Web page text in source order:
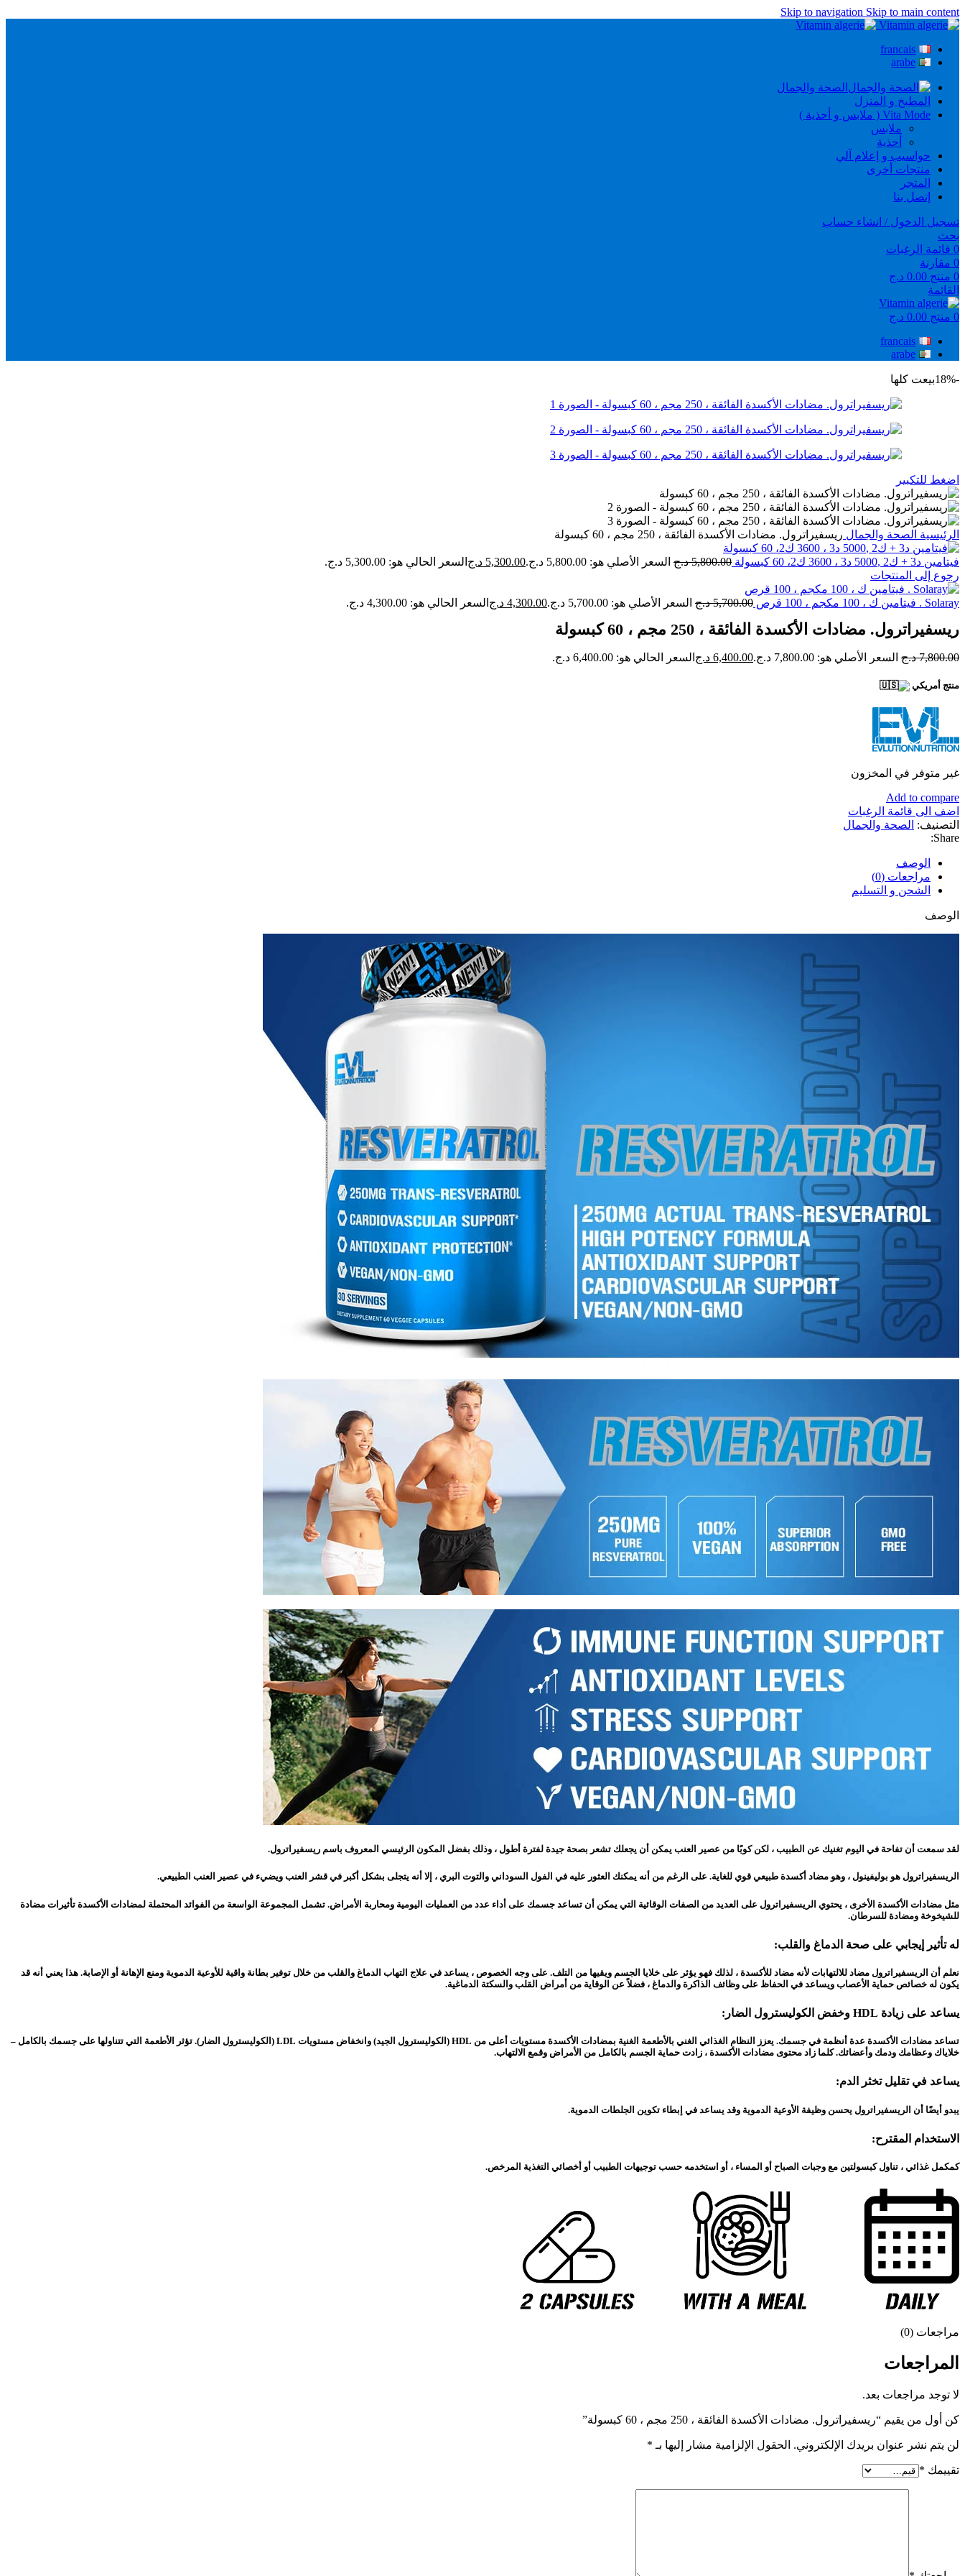
Skip to navigation Skip to main content
francais
arabe
الصحة والجمال
المطبخ و المنزل
Vita Mode ( ملابس و أحذية )
ملابس
أحذية
حواسيب و إعلام آلي
منتجات أخرى
المتجر
إتصل بنا
تسجيل الدخول / انشاء حساب
بحث
0 قائمة الرغبات
0 مقارنة
0 منتج 0.00 د.ج
القائمة
0 منتج 0.00 د.ج
francais
arabe
-18% بيعت كلها
اضغط للتكبير
الرئيسية الصحة والجمال ريسفيراترول. مضادات الأكسدة الفائقة ، 250 مجم ، 60 كبسولة
فيتامين د3 + ك2 ,5000 د3 ، 3600 ك2، 60 كبسولة 5,800.00 د.ج السعر الأصلي هو: 5,800.00 د.ج. 5,300.00 د.ج السعر الحالي هو: 5,300.00 د.ج.
رجوع إلى المنتجات
Solaray . فيتامين ك ، 100 مكجم ، 100 قرص 5,700.00 د.ج السعر الأصلي هو: 5,700.00 د.ج. 4,300.00 د.ج السعر الحالي هو: 4,300.00 د.ج.
ريسفيراترول. مضادات الأكسدة الفائقة ، 250 مجم ، 60 كبسولة
7,800.00 د.ج السعر الأصلي هو: 7,800.00 د.ج. 6,400.00 د.ج السعر الحالي هو: 6,400.00 د.ج.
منتج أمريكي
غير متوفر في المخزون
Add to compare
اضف الى قائمة الرغبات
التصنيف: الصحة والجمال
Share:
الوصف
مراجعات (0)
الشحن و التسليم
الوصف
لقد سمعت أن تفاحة في اليوم تغنيك عن الطبيب ، لكن كوبًا من عصير العنب يمكن أن يجعلك تشعر بصحة جيدة لفترة أطول ، وذلك بفضل المكون الرئيسي المعروف باسم ريسفيراترول.
الريسفيراترول هو بوليفينول ، وهو مضاد أكسدة طبيعي قوي للغاية. على الرغم من أنه يمكنك العثور عليه في الفول السوداني والتوت البري ، إلا أنه يتجلى بشكل أكبر في قشر العنب ويضيء في عصير العنب الطبيعي.
مثل مضادات الأكسدة الأخرى ، يحتوي الريسفيراترول على العديد من الصفات الوقائية التي يمكن أن تساعد جسمك على أداء عدد من العمليات اليومية ومحاربة الأمراض. تشمل المجموعة الواسعة من الفوائد المحتملة لمضادات الأكسدة تأثيرات مضادة
للشيخوخة ومضادة للسرطان.
له تأثير إيجابي على صحة الدماغ والقلب:
نعلم أن الريسفيراترول مضاد للالتهابات لأنه مضاد للأكسدة ، لذلك فهو يؤثر على خلايا الجسم ويقيها من التلف. على وجه الخصوص ، يساعد في علاج التهاب الدماغ والقلب من خلال توفير بطانة واقية للأوعية الدموية ومنع الإهانة أو الإصابة. هذا يعني أنه قد
يكون له خصائص حماية الأعصاب ويساعد في الحفاظ على وظائف الذاكرة والدماغ ، فضلاً عن الوقاية من أمراض القلب والسكتة الدماغية.
يساعد على زيادة HDL وخفض الكوليسترول الضار:
تساعد مضادات الأكسدة عدة أنظمة في جسمك. يعزز النظام الغذائي الغني بالأطعمة الغنية بمضادات الأكسدة مستويات أعلى من HDL (الكوليسترول الجيد) وانخفاض مستويات LDL (الكوليسترول الضار). تؤثر الأطعمة التي تتناولها على جسمك بالكامل –
خلاياك وعظامك ودمك وأعضائك. كلما زاد محتوى مضادات الأكسدة ، زادت حماية الجسم بالكامل من الأمراض وقمع الالتهاب.
يساعد في تقليل تخثر الدم:
يبدو أيضًا أن الريسفيراترول يحسن وظيفة الأوعية الدموية وقد يساعد في إبطاء تكوين الجلطات الدموية.
الاستخدام المقترح:
كمكمل غذائي ، تناول كبسولتين مع وجبات الصباح أو المساء ، أو استخدمه حسب توجيهات الطبيب أو أخصائي التغذية المرخص.
مراجعات (0)
المراجعات
لا توجد مراجعات بعد.
كن أول من يقيم “ريسفيراترول. مضادات الأكسدة الفائقة ، 250 مجم ، 60 كبسولة”
لن يتم نشر عنوان بريدك الإلكتروني. الحقول الإلزامية مشار إليها بـ *
تقييمك *